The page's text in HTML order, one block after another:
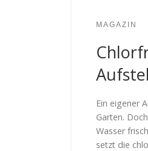
MAGAZIN
Ein eigener
Garten.
Wasser
setzt die